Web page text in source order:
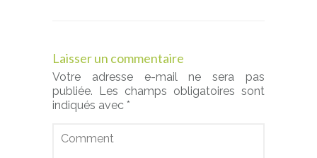
Laisser un commentaire
Votre adresse e-mail ne sera pas
publiée.
Les champs obligatoires sont
indiqués avec *